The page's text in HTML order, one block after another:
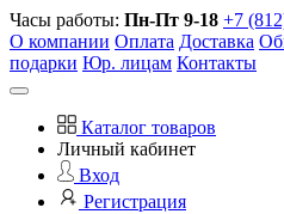
Часы работы: Пн-Пт 9-18 +7
О компании Оплата Доставка
подарки Юр. лицам Контакты
Каталог товаров
Личный кабинет
Вход
Регистрация